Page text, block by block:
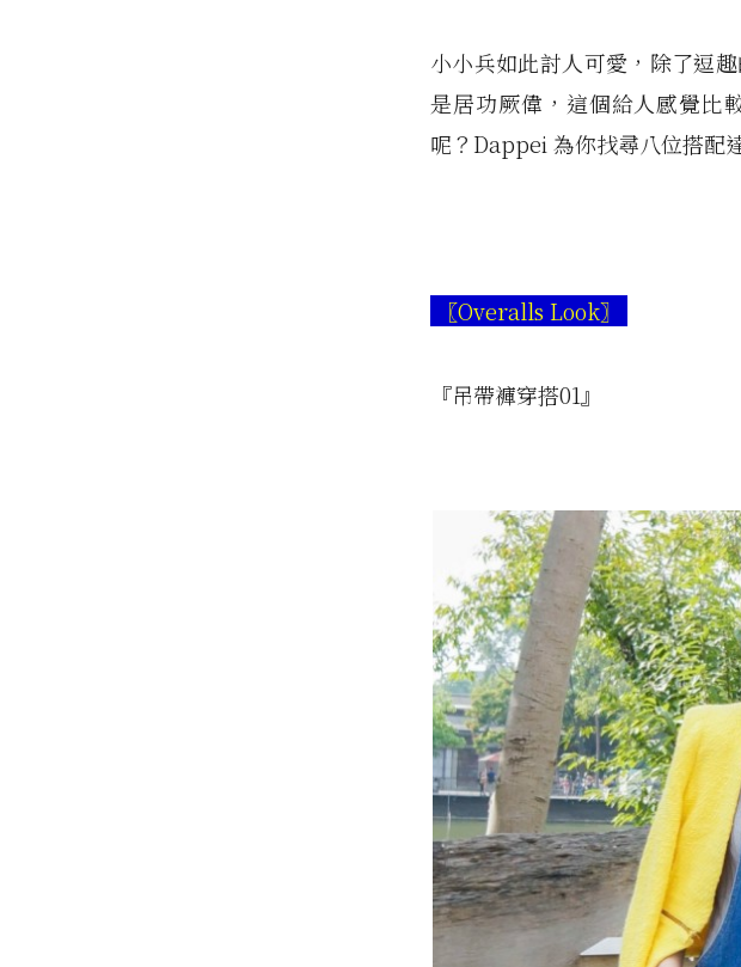
小小兵如此討人可愛，除了逗
是居功厥偉，這個給人感覺比
呢？Dappei 為你找尋八位搭配
〖Overalls Look〗
『吊帶褲穿搭01』